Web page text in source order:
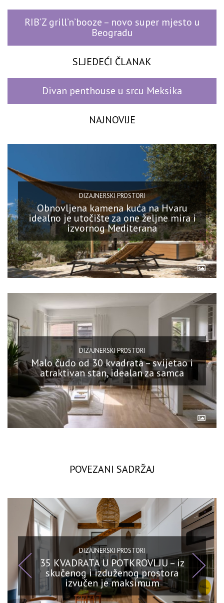
RIB’Z grill’n’booze – novo super mjesto u
Beogradu
SLJEDEĆI ČLANAK
Divan penthouse u srcu Meksika
NAJNOVIJE
DIZAJNERSKI PROSTORI
Obnovljena kamena kuća na Hvaru
idealno je utočište za one željne mira i
izvornog Mediterana
DIZAJNERSKI PROSTORI
Malo čudo od 30 kvadrata – svijetao i
atraktivan stan, idealan za samca
POVEZANI SADRŽAJ
DIZAJNERSKI PROSTORI
35 KVADRATA U POTKROVLJU – iz
skučenog i izduženog prostora
izvučen je maksimum